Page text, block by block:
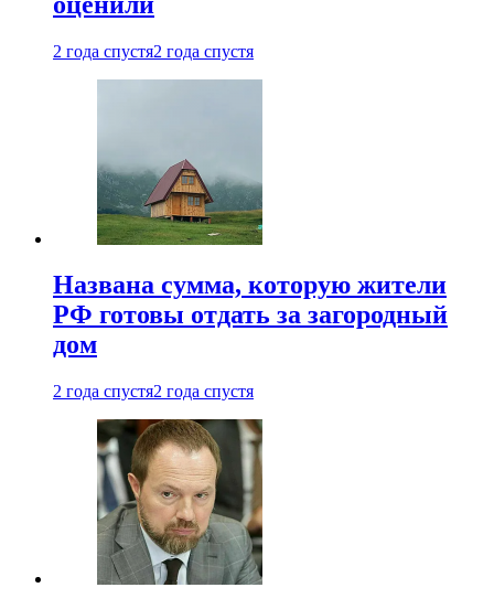
2 года спустя2 года спустя
Названа сумма, которую жители
РФ готовы отдать за загородный
дом
2 года спустя2 года спустя